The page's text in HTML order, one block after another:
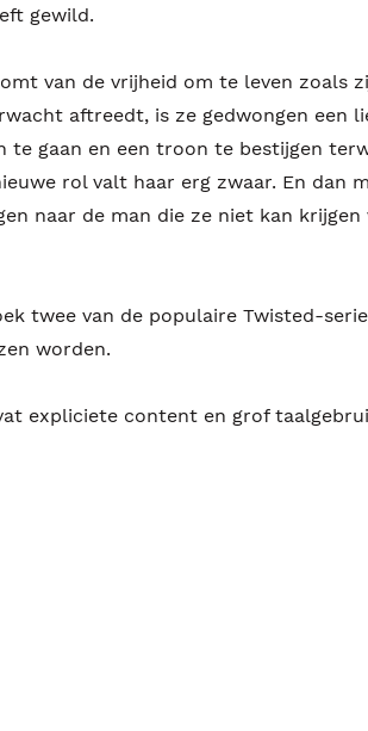
gewild.
van de vrijheid om te leven zoals
aftreedt, is ze gedwongen een
te gaan en een troon te bestijgen
rol valt haar erg zwaar. En dan
naar de man die ze niet kan krijgen
twee van de populaire Twisted-
worden.
expliciete content en grof